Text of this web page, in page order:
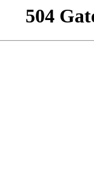
504